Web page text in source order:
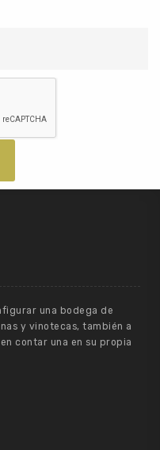
una bodega de
y vinotecas, también a
contar una en su propia